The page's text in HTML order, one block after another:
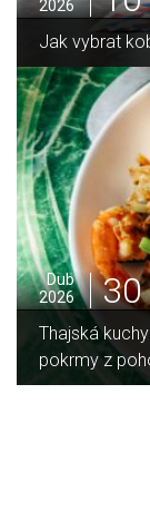
2025
Jak zvládnout
Led
2026
16
Jaký je rozdíl
deskou?